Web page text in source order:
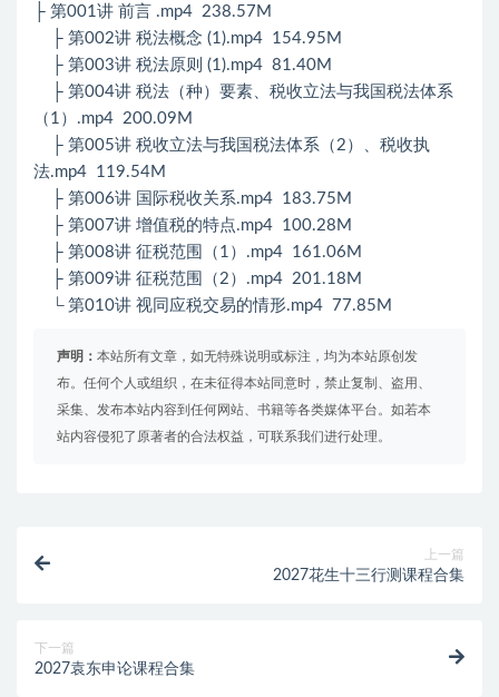
├ 第001讲 前言 .mp4 238.57M
├ 第002讲 税法概念 (1).mp4 154.95M
├ 第003讲 税法原则 (1).mp4 81.40M
├ 第004讲 税法（种）要素、税收立法与我国税法体系
（1）.mp4 200.09M
├ 第005讲 税收立法与我国税法体系（2）、税收执
法.mp4 119.54M
├ 第006讲 国际税收关系.mp4 183.75M
├ 第007讲 增值税的特点.mp4 100.28M
├ 第008讲 征税范围（1）.mp4 161.06M
├ 第009讲 征税范围（2）.mp4 201.18M
└ 第010讲 视同应税交易的情形.mp4 77.85M
声明： 本站所有文章，如无特殊说明或标注，均为本站原创发
布。任何个人或组织，在未征得本站同意时，禁止复制、盗用、
采集、发布本站内容到任何网站、书籍等各类媒体平台。如若本
站内容侵犯了原著者的合法权益，可联系我们进行处理。
上一篇
2027花生十三行测课程合集
下一篇
2027袁东申论课程合集